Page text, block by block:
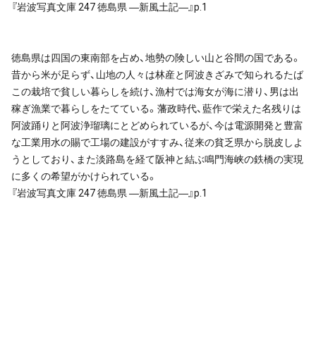
『岩波写真文庫 247 徳島県 ―新風土記―』p.1
徳島県は四国の東南部を占め、地勢の険しい山と谷間の国である。
昔から米が足らず、山地の人々は林産と阿波きざみで知られるたば
この栽培で貧しい暮らしを続け、漁村では海女が海に潜り、男は出
稼ぎ漁業で暮らしをたてている。藩政時代、藍作で栄えた名残りは
阿波踊りと阿波浄瑠璃にとどめられているが、今は電源開発と豊富
な工業用水の賜で工場の建設がすすみ、従来の貧乏県から脱皮しよ
うとしており、また淡路島を経て阪神と結ぶ鳴門海峡の鉄橋の実現
に多くの希望がかけられている。
『岩波写真文庫 247 徳島県 ―新風土記―』p.1